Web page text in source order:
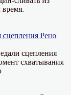
время.
Рено
сцепления
схватывания